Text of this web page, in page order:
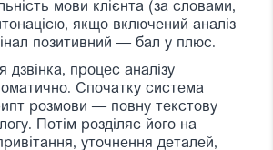
мови клієнта (за словами,
якщо включений аналіз
позитивний — бал у плюс.
дзвінка, процес аналізу
Спочатку система
розмови — повну текстову
Потім розділяє його на
уточнення деталей,